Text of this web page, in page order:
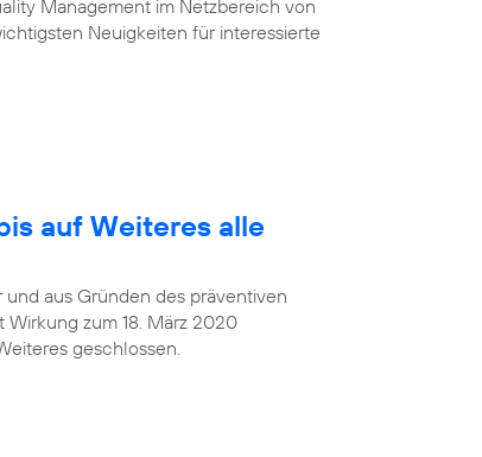
Management im Netzbereich von
Neuigkeiten für interessierte
auf Weiteres alle
aus Gründen des präventiven
zum 18. März 2020
geschlossen.